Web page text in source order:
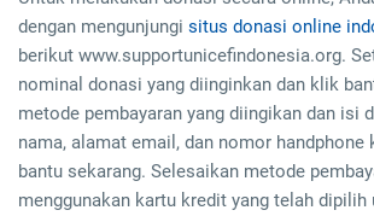
dengan mengunjungi situs donasi online
berikut www.supportunicefindonesia.org.
nominal donasi yang diinginkan dan klik
metode pembayaran yang diingikan dan isi
nama, alamat email, dan nomor handphone
bantu sekarang. Selesaikan metode
menggunakan kartu kredit yang telah